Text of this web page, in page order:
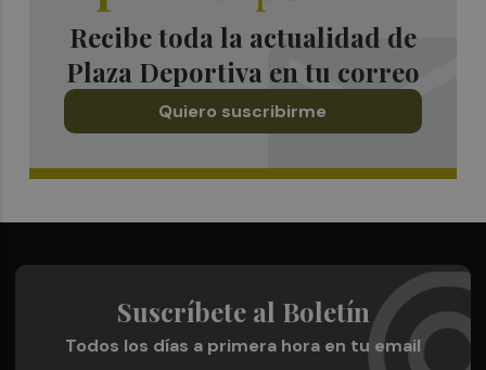
Recibe toda la actualidad de
Plaza Deportiva en tu correo
Quiero suscribirme
Suscríbete al Boletín
Todos los días a primera hora en tu email